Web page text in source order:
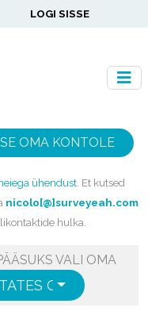
LOGI SISSE
OMA KONTOLE
ühendust. Et kutsed
nicolo[@]surveyeah.com
hulka.
VALI OMA
OF AMERICA